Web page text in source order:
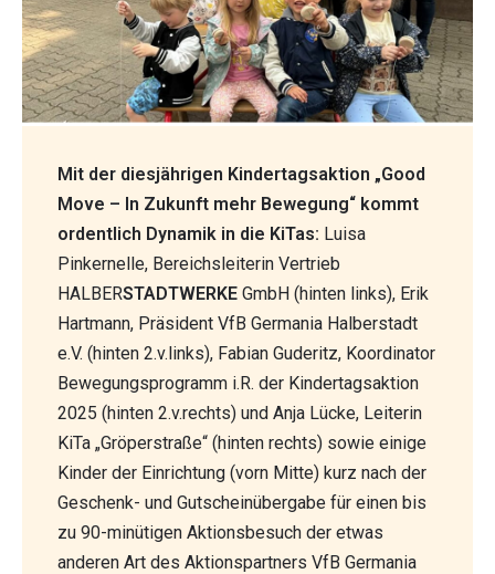
Mit der diesjährigen Kindertagsaktion „Good
Move – In Zukunft mehr Bewegung“ kommt
ordentlich Dynamik in die KiTas: Luisa
Pinkernelle, Bereichsleiterin Vertrieb
HALBERSTADTWERKE GmbH (hinten links), Erik
Hartmann, Präsident VfB Germania Halberstadt
e.V. (hinten 2.v.links), Fabian Guderitz, Koordinator
Bewegungsprogramm i.R. der Kindertagsaktion
2025 (hinten 2.v.rechts) und Anja Lücke, Leiterin
KiTa „Gröperstraße“ (hinten rechts) sowie einige
Kinder der Einrichtung (vorn Mitte) kurz nach der
Geschenk- und Gutscheinübergabe für einen bis
zu 90-minütigen Aktionsbesuch der etwas
anderen Art des Aktionspartners VfB Germania